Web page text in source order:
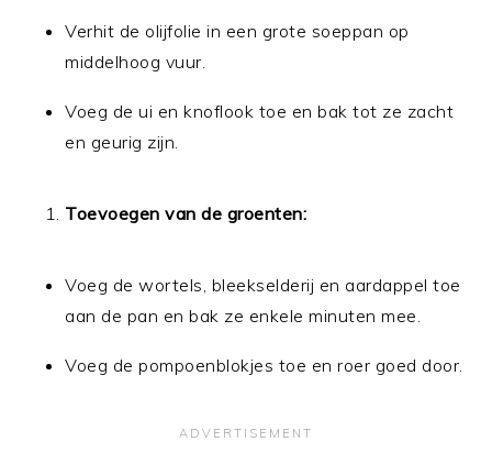
Verhit de olijfolie in een grote soeppan op
middelhoog vuur.
Voeg de ui en knoflook toe en bak tot ze zacht
en geurig zijn.
Toevoegen van de groenten:
Voeg de wortels, bleekselderij en aardappel toe
aan de pan en bak ze enkele minuten mee.
Voeg de pompoenblokjes toe en roer goed door.